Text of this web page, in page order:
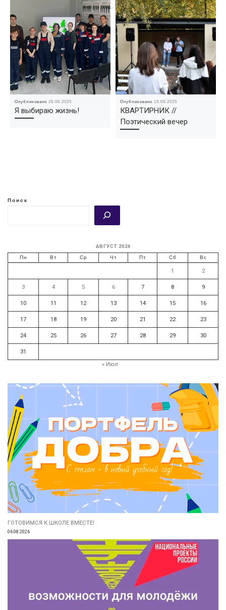
Опубликовано26.06.2025
Я выбираю жизнь!
Опубликовано15.09.2025
КВАРТИРНИК //
Поэтический вечер
Поиск
АВГУСТ 2026
Пн Вт Ср Чт Пт Сб Вс
1 2
3 4 5 6 7 8 9
10 11 12 13 14 15 16
17 18 19 20 21 22 23
24 25 26 27 28 29 30
31
« Июл
ГОТОВИМСЯ К ШКОЛЕ ВМЕСТЕ!
06.08.2026